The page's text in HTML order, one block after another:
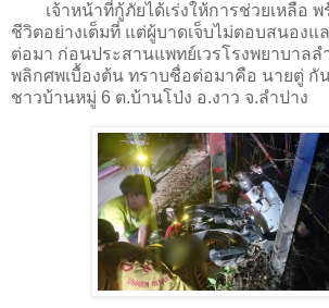
เจ้าหน้าที่กู้ภัยได้เร่งให้การช่วยเหลือ พ
ชีวิตอย่างเต็มที่ แต่ผู้บาดเจ็บไม่ตอบสนองแ
ต่อมา ก่อนประสานแพทย์เวรโรงพยาบาลล
พลิกศพเบื้องต้น ทราบชื่อต่อมาคือ นายตู่ กั
ชาวบ้านหมู่ 6 ต.บ้านโป่ง อ.งาว จ.ลำปาง